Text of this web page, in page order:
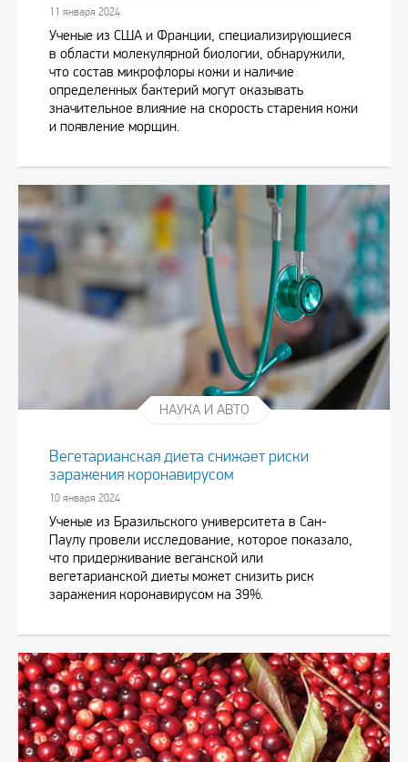
11 января 2024
Ученые из США и Франции, специализирующиеся
в области молекулярной биологии, обнаружили,
что состав микрофлоры кожи и наличие
определенных бактерий могут оказывать
значительное влияние на скорость старения кожи
и появление морщин.
НАУКА И АВТО
Вегетарианская диета снижает риски
заражения коронавирусом
10 января 2024
Ученые из Бразильского университета в Сан-
Паулу провели исследование, которое показало,
что придерживание веганской или
вегетарианской диеты может снизить риск
заражения коронавирусом на 39%.